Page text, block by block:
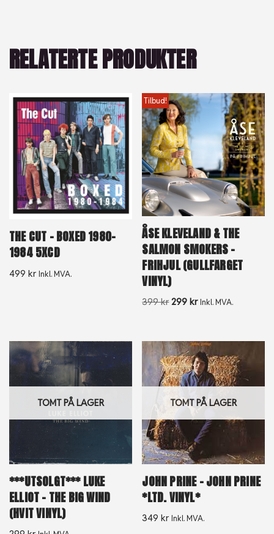
RELATERTE PRODUKTER
THE CUT – BOXED 1980-
1984 5XCD
499 kr Inkl. MVA.
Tilbud!
ÅSE KLEVELAND & THE
SALMON SMOKERS –
FRIHJUL (GULLFARGET
VINYL)
399kr 299kr Inkl. MVA.
TOMT PÅ LAGER
***UTSOLGT*** LUKE
ELLIOT – THE BIG WIND
(HVIT VINYL)
TOMT PÅ LAGER
JOHN PRINE – JOHN PRINE
*LTD. VINYL*
349kr Inkl. MVA.